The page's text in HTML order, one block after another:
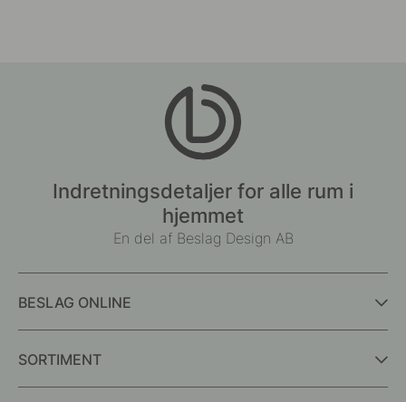
Indretningsdetaljer for alle rum i
hjemmet
En del af Beslag Design AB
BESLAG ONLINE
SORTIMENT